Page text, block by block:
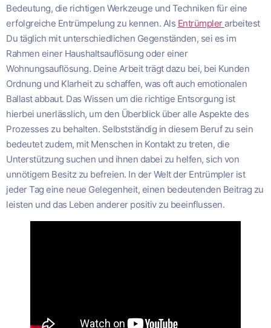
Bedeutung, die richtigen Werkzeuge und Techniken für eine
erfolgreiche Entrümpelung zu kennen. Als Entrümplerarbeitest
Du täglich mit unterschiedlichen Gegenständen, sei es im
Rahmen einer Haushaltsauflösung oder einer
Wohnungsauflösung. Deine Arbeit trägt dazu bei, bei Kunden
Ordnung und Klarheit zu schaffen, was oft auch emotionalen
Ballast abbaut. Das Wissen um die richtige Entsorgung ist
hierbei unerlässlich, um den Überblick über alle Aspekte des
Prozesses zu behalten. Selbstständig in diesem Beruf zu sein
bedeutet zudem, mit Menschen in Kontakt zu treten, die
Unterstützung suchen und ihnen dabei zu helfen, sich von
unnötigem Besitz zu befreien. In der Welt der Entrümpler ist
jeder Tag eine neue Gelegenheit, einen bedeutenden Beitrag zu
leisten und das Leben anderer positiv zu beeinflussen.